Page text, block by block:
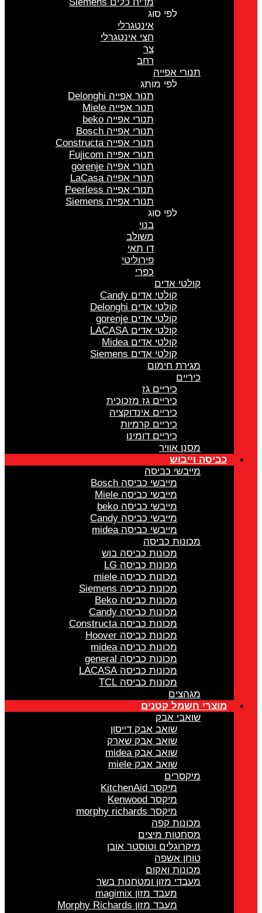
לפי סוג
אינטגרלי
חצי אינטגרלי
צר
רחב
תנורי אפייה
לפי מותג
תנור אפייה Delonghi
תנור אפייה Miele
תנורי אפייה beko
תנורי אפייה Bosch
תנורי אפייה Constructa
תנורי אפייה Fujicom
תנורי אפייה gorenje
תנורי אפייה LaCasa
תנורי אפייה Peerless
תנורי אפייה Siemens
לפי סוג
בנוי
משולב
דו תאי
פירוליטי
כפרי
קולטי אדים
קולטי אדים Candy
קולטי אדים Delonghi
קולטי אדים gorenje
קולטי אדים LACASA
קולטי אדים Midea
קולטי אדים Siemens
מגירת חימום
כיריים
כיריים גז
כיריים גז מזכוכית
כיריים אינדוקציה
כיריים קרמיות
כיריים דומינו
מסנן אוויר
כביסה וייבוש
מייבשי כביסה
מייבשי כביסה Bosch
מייבשי כביסה Miele
מייבשי כביסה beko
מייבשי כביסה Candy
מייבשי כביסה midea
מכונות כביסה
מכונות כביסה בוש
מכונות כביסה LG
מכונות כביסה miele
מכונות כביסה Siemens
מכונות כביסה Beko
מכונות כביסה Candy
מכונות כביסה Constructa
מכונות כביסה Hoover
מכונות כביסה midea
מכונות כביסה general
מכונות כביסה LACASA
מכונות כביסה TCL
מגהצים
מוצרי חשמל קטנים
שואבי אבק
שואב אבק דייסון
שואב אבק שארק
שואב אבק midea
שואב אבק miele
מיקסרים
מיקסר KitchenAid
מיקסר Kenwood
מיקסר morphy richards
מכונות קפה
מסחטות מיצים
מיקרוגלים וטוסטר אובן
טוחן אשפה
מכונות ואקום
מעבדי מזון ומטחנות בשר
מעבד מזון magimix
מעבד מזון Morphy Richards